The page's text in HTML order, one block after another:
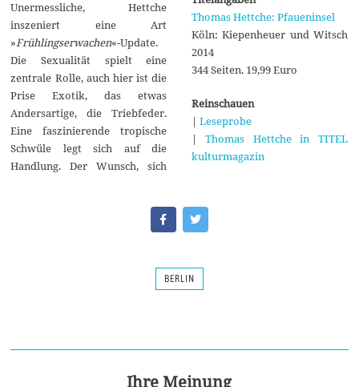
Unermessliche, Hettche
inszeniert eine Art
»Frühlingserwachen«-Update.
Die Sexualität spielt eine
zentrale Rolle, auch hier ist die
Prise Exotik, das etwas
Andersartige, die Triebfeder.
Eine faszinierende tropische
Schwüle legt sich auf die
Handlung. Der Wunsch, sich
Thomas Hettche: Pfaueninsel
Köln: Kiepenheuer und Witsch
2014
344 Seiten. 19,99 Euro
Reinschauen
| Leseprobe
| Thomas Hettche in TITEL
kulturmagazin
BERLIN
Ihre Meinung